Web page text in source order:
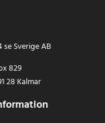
se Sverige AB
829
28 Kalmar